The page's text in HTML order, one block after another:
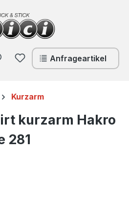
Du hast 0 Produkte auf
Anfrageartikel
Kurzarm
kurzarm Hakro
281